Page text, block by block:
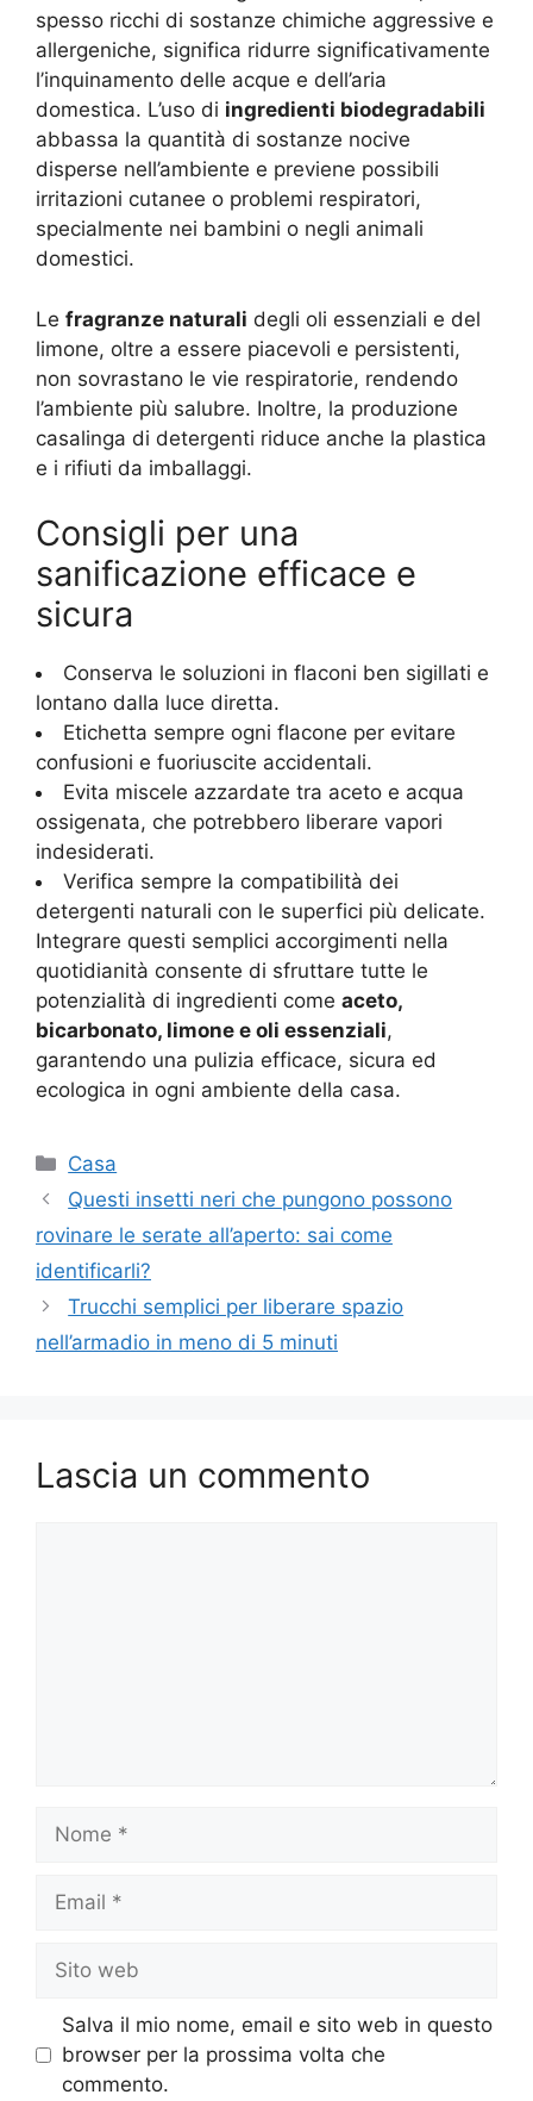
spesso ricchi di sostanze chimiche aggressive e
allergeniche, significa ridurre significativamente
l’inquinamento delle acque e dell’aria
domestica. L’uso di ingredienti biodegradabili
abbassa la quantità di sostanze nocive
disperse nell’ambiente e previene possibili
irritazioni cutanee o problemi respiratori,
specialmente nei bambini o negli animali
domestici.
Le fragranze naturali degli oli essenziali e del
limone, oltre a essere piacevoli e persistenti,
non sovrastano le vie respiratorie, rendendo
l’ambiente più salubre. Inoltre, la produzione
casalinga di detergenti riduce anche la plastica
e i rifiuti da imballaggi.
Consigli per una
sanificazione efficace e
sicura
Conserva le soluzioni in flaconi ben sigillati e
lontano dalla luce diretta.
Etichetta sempre ogni flacone per evitare
confusioni e fuoriuscite accidentali.
Evita miscele azzardate tra aceto e acqua
ossigenata, che potrebbero liberare vapori
indesiderati.
Verifica sempre la compatibilità dei
detergenti naturali con le superfici più delicate.
Integrare questi semplici accorgimenti nella
quotidianità consente di sfruttare tutte le
potenzialità di ingredienti come aceto,
bicarbonato, limone e oli essenziali,
garantendo una pulizia efficace, sicura ed
ecologica in ogni ambiente della casa.
Categorie
Casa
Questi insetti neri che pungono possono
rovinare le serate all’aperto: sai come
identificarli?
Trucchi semplici per liberare spazio
nell’armadio in meno di 5 minuti
Lascia un commento
Nome
Email
Sito
web
Salva il mio nome, email e sito web in questo
browser per la prossima volta che
commento.